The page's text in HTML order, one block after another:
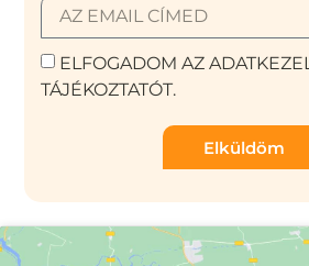
ELFOGADOM AZ
TÁJÉKOZTATÓT.
Elküldöm